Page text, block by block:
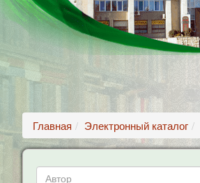
Главная Электронный каталог